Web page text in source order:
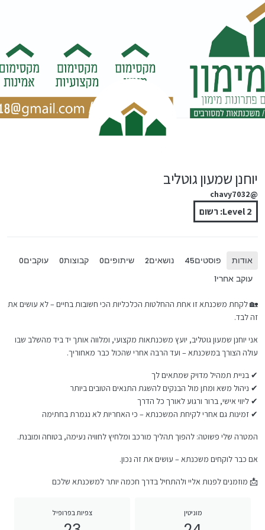
דילוג לתוכן
יוחנן שמעון גוטליב
@chavy7032
Level 2: רשום
אודות פוסטים45 נושאים2 שיתופים0 קבוצות0 עוקבים0
עוקב אחרי1
🏡 לקחת משכנתא זו אחת ההחלטות הכלכליות הכי חשובות בחיים – לא עושים את
זה לבד.
אני יוחנן שמעון גוטליב, יועץ משכנתאות מקצועי, ומלווה אותך יד ביד מהשלב שבו
עולה הצורך במשכנתא – ועד הרבה אחרי שהכול כבר מאחוריך.
✔ בניית תמהיל מדויק שמתאים לך
✔ ניהול משא ומתן מול הבנקים להשגת התנאים הטובים ביותר
✔ ליווי אישי, ברור ורגוע לאורך כל הדרך
✔ זמינות גם אחרי לקיחת המשכנתא – כי האחריות לא נגמרת בחתימה
המטרה שלי פשוטה: להפוך תהליך מורכב ומלחיץ לחוויה נעימה, בטוחה ומובנת.
אם כבר לוקחים משכנתא – עושים את זה נכון.
📩 מוזמנים לפנות אליי ולהתחיל בדרך חכמה יותר למשכנתא שלכם
מוניטין צפיות בפרופיל